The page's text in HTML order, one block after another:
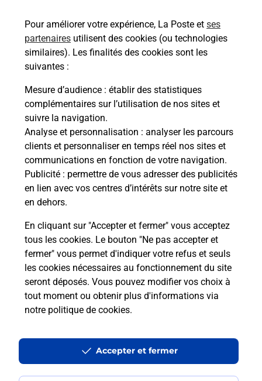
Pour améliorer votre expérience, La Poste et ses
partenaires utilisent des cookies (ou technologies
similaires). Les finalités des cookies sont les
suivantes :
Mesure d’audience : établir des statistiques
complémentaires sur l’utilisation de nos sites et
suivre la navigation.
Analyse et personnalisation : analyser les parcours
clients et personnaliser en temps réel nos sites et
communications en fonction de votre navigation.
Publicité : permettre de vous adresser des publicités
en lien avec vos centres d’intérêts sur notre site et
en dehors.
En cliquant sur "Accepter et fermer" vous acceptez
tous les cookies. Le bouton "Ne pas accepter et
fermer" vous permet d'indiquer votre refus et seuls
les cookies nécessaires au fonctionnement du site
seront déposés. Vous pouvez modifier vos choix à
tout moment ou obtenir plus d'informations via
notre politique de cookies.
Accepter et fermer
Envoyer un colis
Vous souhaitez envoyer un colis depuis : NAY
(64800) ? Découvrez toutes les solutions
proposées par La Poste.
En savoir plus
Questions fréquemment posées
Quel est le prix d’une impression ?
Où imprimer des documents autour